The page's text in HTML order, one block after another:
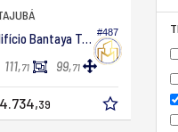
#487
Apartamento no Edifício Bantaya Tower
111,71 99,71
39